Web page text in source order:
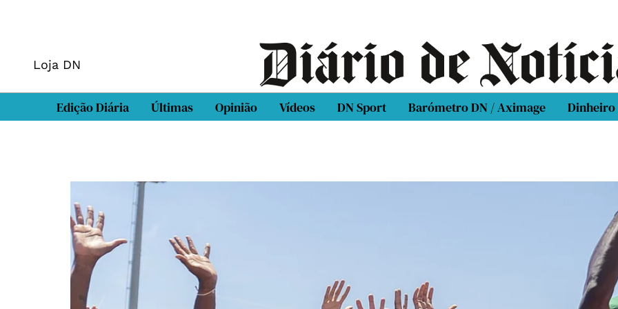
Loja DN
Edição Diária Últimas Opinião Vídeos DN Sport Barómetro DN / Aximage Dinheiro